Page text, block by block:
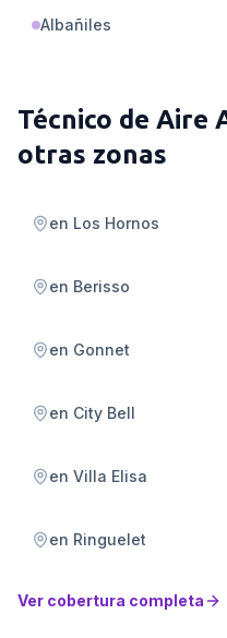
Albañiles
Técnico de Aire
otras zonas
en Los Hornos
en Berisso
en Gonnet
en City Bell
en Villa Elisa
en Ringuelet
Ver cobertura completa